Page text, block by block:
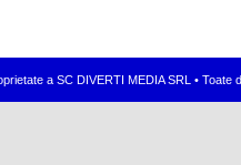
a SC DIVERTI MEDIA SRL •